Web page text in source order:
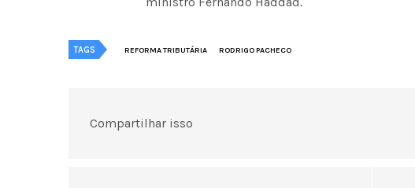
TAGS REFORMA TRIBUTÁRIA RODRIGO PACHECO
Compartilhar isso